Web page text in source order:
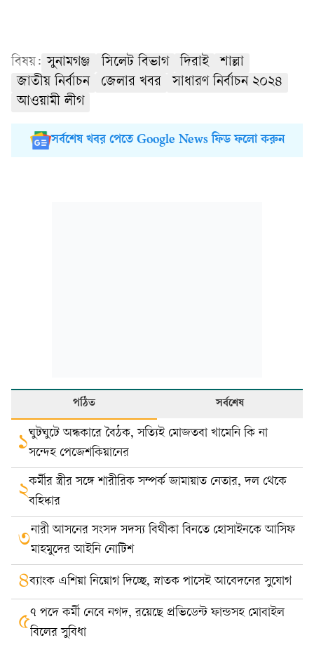
বিষয়: সুনামগঞ্জ সিলেট বিভাগ দিরাই
শাল্লা
জাতীয় নির্বাচন
জেলার খবর
সাধারণ নির্বাচন ২০২৪
আওয়ামী লীগ
সর্বশেষ খবর পেতে Google News ফিড ফলো করুন
পঠিত সর্বশেষ
১ঘুটঘুটে অন্ধকারে বৈঠক, সত্যিই মোজতবা খামেনি কি না
সন্দেহ পেজেশকিয়ানের
২কর্মীর স্ত্রীর সঙ্গে শারীরিক সম্পর্ক জামায়াত নেতার, দল থেকে
বহিষ্কার
৩নারী আসনের সংসদ সদস্য বিথীকা বিনতে হোসাইনকে আসিফ
মাহমুদের আইনি নোটিশ
৪ব্যাংক এশিয়া নিয়োগ দিচ্ছে, স্নাতক পাসেই আবেদনের সুযোগ
৫৭ পদে কর্মী নেবে নগদ, রয়েছে প্রভিডেন্ট ফান্ডসহ মোবাইল
বিলের সুবিধা